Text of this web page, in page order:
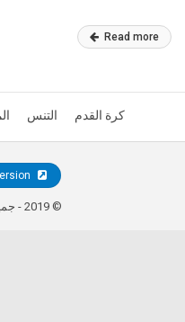
Read more
كرة القدم التنس
© 2019 - جميع الحقوق محفوظة.